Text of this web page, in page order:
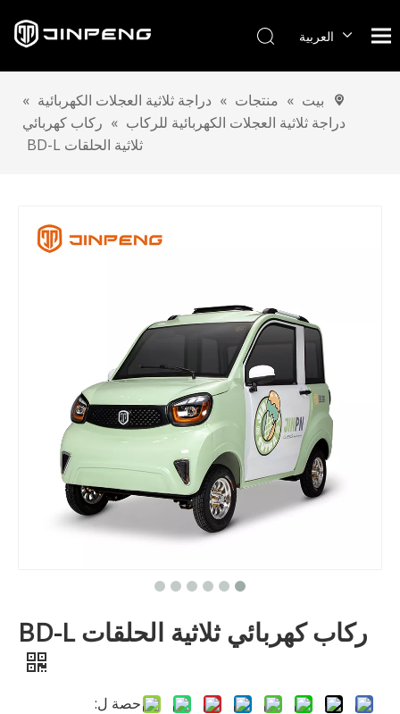
العربية
Español
بيت » منتجات » دراجة ثلاثية العجلات الكهربائية »
دراجة ثلاثية العجلات الكهربائية للركاب » ركاب كهربائي
ثلاثية الحلقات BD-L
ركاب كهربائي ثلاثية الحلقات BD-L
حصة ل: